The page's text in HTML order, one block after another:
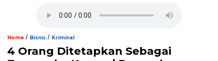
Home / Bisnis / Kriminal
4 Orang Ditetapkan Sebagai